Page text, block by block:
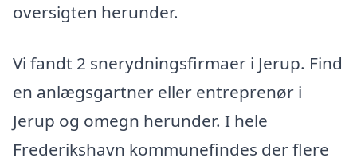
oversigten herunder.
Vi fandt 2 snerydningsfirmaer i Jerup. Find
en anlægsgartner eller entreprenør i
Jerup og omegn herunder. I hele
Frederikshavn kommunefindes der flere